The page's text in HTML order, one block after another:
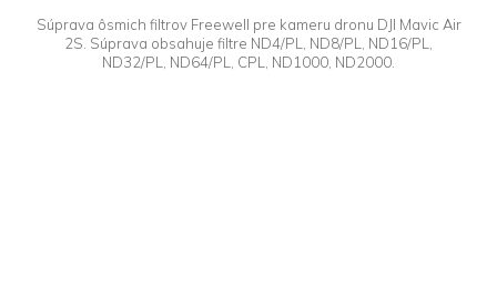
Súprava ôsmich filtrov Freewell pre kameru dronu DJI Mavic Air
2S. Súprava obsahuje filtre ND4/PL, ND8/PL, ND16/PL,
ND32/PL, ND64/PL, CPL, ND1000, ND2000.